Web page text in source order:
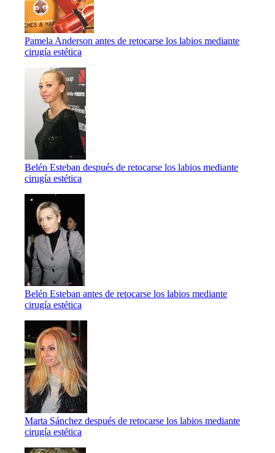
Pamela Anderson antes de retocarse los labios mediante
cirugía estética
Belén Esteban después de retocarse los labios mediante
cirugía estética
Belén Esteban antes de retocarse los labios mediante
cirugía estética
Marta Sánchez después de retocarse los labios mediante
cirugía estética